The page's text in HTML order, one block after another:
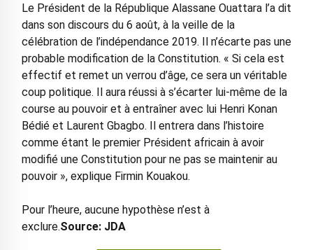
Le Président de la République Alassane Ouattara l’a dit
dans son discours du 6 août, à la veille de la
célébration de l’indépendance 2019. Il n’écarte pas une
probable modification de la Constitution. « Si cela est
effectif et remet un verrou d’âge, ce sera un véritable
coup politique. Il aura réussi à s’écarter lui-même de la
course au pouvoir et à entraîner avec lui Henri Konan
Bédié et Laurent Gbagbo. Il entrera dans l’histoire
comme étant le premier Président africain à avoir
modifié une Constitution pour ne pas se maintenir au
pouvoir », explique Firmin Kouakou.
Pour l’heure, aucune hypothèse n’est à
exclure.Source: JDA